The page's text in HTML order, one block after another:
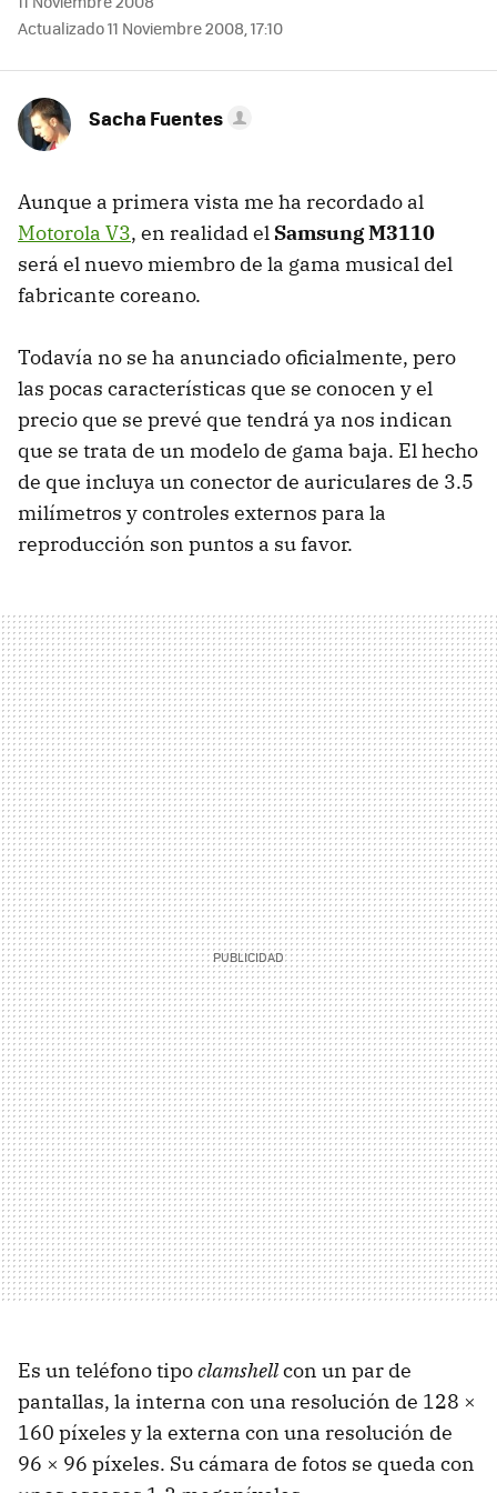
Actualizado 11 Noviembre 2008, 17:10
Sacha Fuentes
Aunque a primera vista me ha recordado al
Motorola V3, en realidad el Samsung M3110
será el nuevo miembro de la gama musical del
fabricante coreano.
Todavía no se ha anunciado oficialmente, pero
las pocas características que se conocen y el
precio que se prevé que tendrá ya nos indican
que se trata de un modelo de gama baja. El hecho
de que incluya un conector de auriculares de 3.5
milímetros y controles externos para la
reproducción son puntos a su favor.
Es un teléfono tipoclamshellcon un par de
pantallas, la interna con una resolución de 128 ×
160 píxeles y la externa con una resolución de
96 × 96 píxeles. Su cámara de fotos se queda con